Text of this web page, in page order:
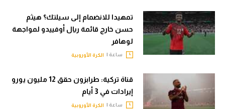
تمهيدا للانضمام إلى سيلتك؟ هيثم
حسن خارج قائمة ريال أوفييدو لمواجهة
لوهافر
ساعة | الكرة الأوروبية
قناة تركية: طرابزون حقق 12 مليون يورو
إيرادات في 3 أيام
ساعة | الكرة الأوروبية